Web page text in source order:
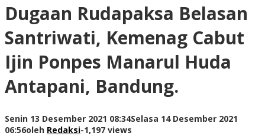
Dugaan Rudapaksa Belasan
Santriwati, Kemenag Cabut
Ijin Ponpes Manarul Huda
Antapani, Bandung.
Senin 13 Desember 2021 08:34Selasa 14 Desember 2021
06:56oleh Redaksi-1,197 views